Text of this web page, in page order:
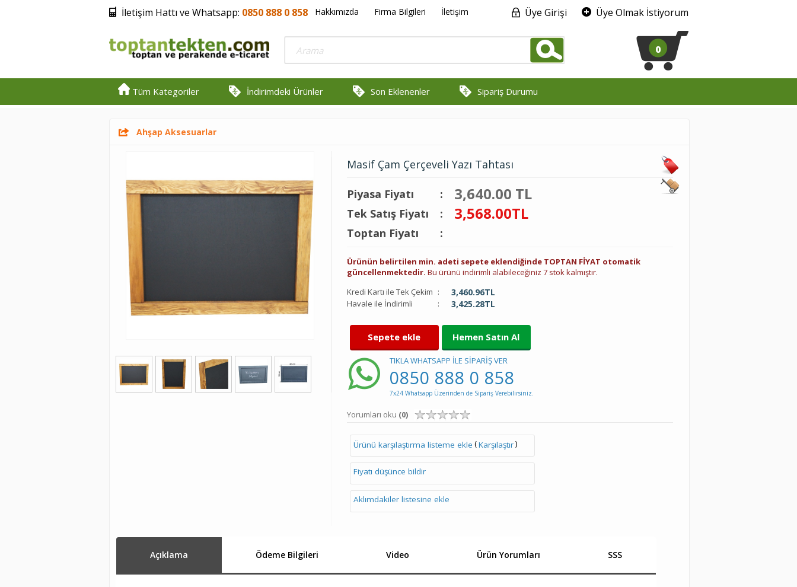
İletişim Hattı ve Whatsapp: 0850 888 0 858 Hakkımızda Firma Bilgileri İletişim Üye Girişi Üye Olmak İstiyorum
0
Tüm Kategoriler İndirimdeki Ürünler Son Eklenenler Sipariş Durumu
Ahşap Aksesuarlar
Masif Çam Çerçeveli Yazı Tahtası
Piyasa Fiyatı : 3,640.00 TL
Tek Satış Fiyatı : 3,568.00TL
Toptan Fiyatı :
Ürünün belirtilen min. adeti sepete eklendiğinde TOPTAN FİYAT otomatik
güncellenmektedir. Bu ürünü indirimli alabileceğiniz 7 stok kalmıştır.
Kredi Kartı ile Tek Çekim : 3,460.96TL
Havale ile İndirimli : 3,425.28TL
Sepete ekle Hemen Satın Al
TIKLA WHATSAPP İLE SİPARİŞ VER
0850 888 0 858
7x24 Whatsapp Üzerinden de Sipariş Verebilirsiniz.
Yorumları oku (0)
Ürünü karşılaştırma listeme ekle (Karşılaştır)
Fiyatı düşünce bildir
Aklımdakiler listesine ekle
Açıklama Ödeme Bilgileri Video Ürün Yorumları SSS